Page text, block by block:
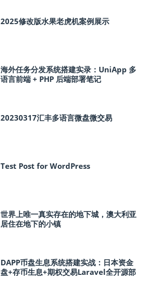
2025修改版水果老虎机案例展示
海外任务分发系统搭建实录：UniApp 多
语言前端 + PHP 后端部署笔记
20230317汇丰多语言微盘微交易
Test Post for WordPress
世界上唯一真实存在的地下城，澳大利亚
居住在地下的小镇
DAPP币盘生息系统搭建实战：日本资金
盘+存币生息+期权交易Laravel全开源部